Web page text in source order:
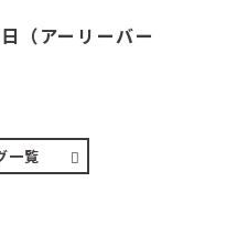
（アーリーバー
一覧